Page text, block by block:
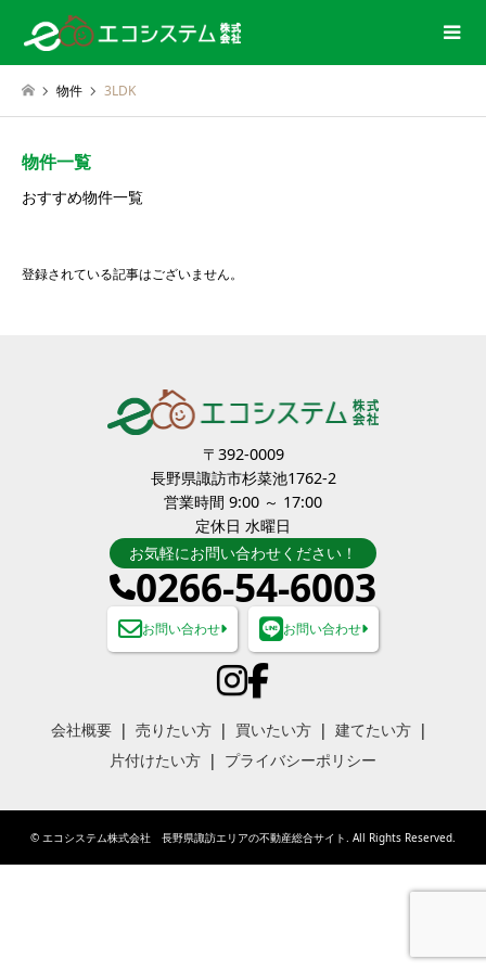
物件 3LDK
物件一覧
おすすめ物件一覧
登録されている記事はございません。
〒392-0009
長野県諏訪市杉菜池1762-2
営業時間 9:00 ～ 17:00
定休日 水曜日
お気軽にお問い合わせください！
0266-54-6003
お問い合わせ お問い合わせ
会社概要 売りたい方 買いたい方
建てたい方
片付けたい方
プライバシーポリシー
© エコシステム株式会社 長野県諏訪エリアの不動産総合サイト . All Rights Reserved.